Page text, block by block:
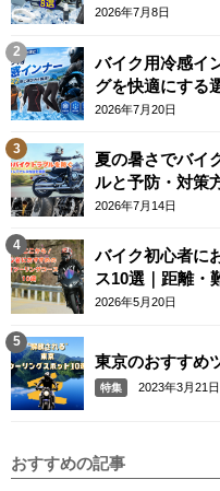
テム
2026年7月8日
バイク用冷感イ
グを快適にする
2026年7月20日
夏の暑さでバイ
ルと予防・対策
2026年7月14日
バイク初心者に
ス10選｜距離・
2026年5月20日
東京のおすすめ
特集 2023年3月21日
おすすめの記事